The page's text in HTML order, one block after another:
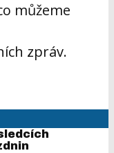
můžeme
zpráv.